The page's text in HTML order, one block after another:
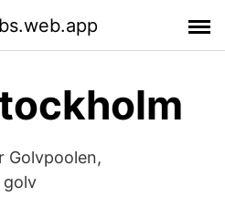
Golvpoolen,
golv